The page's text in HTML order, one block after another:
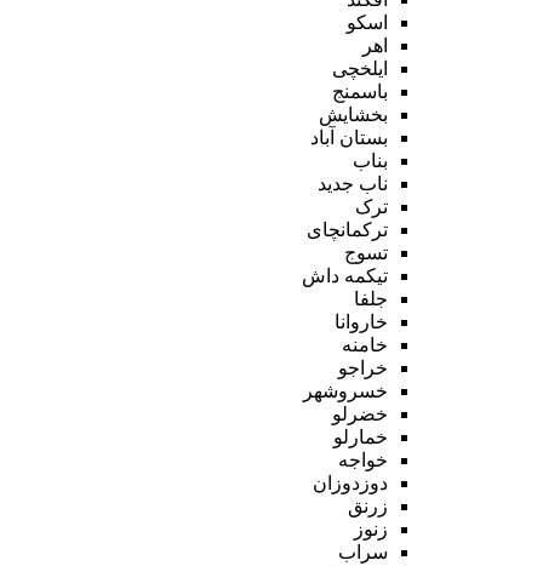
اسکو
اهر
ایلخچی
باسمنج
بخشایش
بستان آباد
بناب
ناب جدید
ترک
ترکمانچای
تسوج
تیکمه داش
جلفا
خاروانا
خامنه
خراجو
خسروشهر
خضرلو
خمارلو
خواجه
دوزدوزان
زرنق
زنوز
سراب